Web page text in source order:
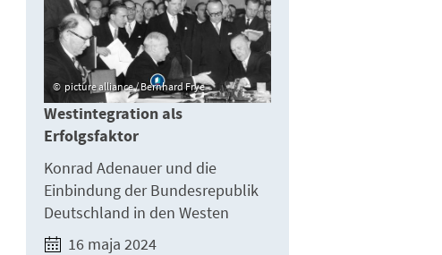
picture alliance / Bernhard Frye
Westintegration als
Erfolgsfaktor
Konrad Adenauer und die
Einbindung der Bundesrepublik
Deutschland in den Westen
16 maja 2024